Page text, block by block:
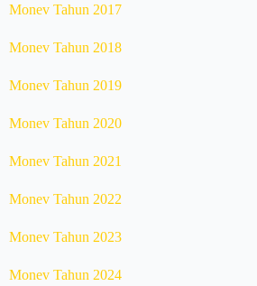
Monev Tahun 2017
Monev Tahun 2018
Monev Tahun 2019
Monev Tahun 2020
Monev Tahun 2021
Monev Tahun 2022
Monev Tahun 2023
Monev Tahun 2024